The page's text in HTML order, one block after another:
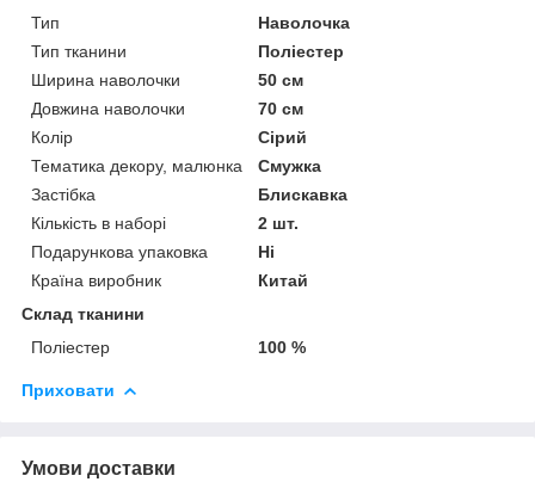
Тип
Наволочка
Тип тканини
Поліестер
Ширина наволочки
50 см
Довжина наволочки
70 см
Колір
Сірий
Тематика декору, малюнка
Смужка
Застібка
Блискавка
Кількість в наборі
2 шт.
Подарункова упаковка
Ні
Країна виробник
Китай
Склад тканини
Поліестер
100 %
Приховати
Умови доставки